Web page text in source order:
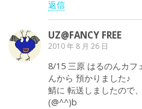
返信
UZ@FANCY FREE
2010 年 8 月 26 日
8/15 三原 はるのんカフ
んから 預かりました♪
鯖に 転送しましたので
(@^^)b